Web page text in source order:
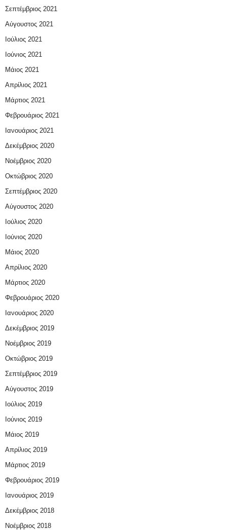
Σεπτέμβριος 2021
Αύγουστος 2021
Ιούλιος 2021
Ιούνιος 2021
Μάιος 2021
Απρίλιος 2021
Μάρτιος 2021
Φεβρουάριος 2021
Ιανουάριος 2021
Δεκέμβριος 2020
Νοέμβριος 2020
Οκτώβριος 2020
Σεπτέμβριος 2020
Αύγουστος 2020
Ιούλιος 2020
Ιούνιος 2020
Μάιος 2020
Απρίλιος 2020
Μάρτιος 2020
Φεβρουάριος 2020
Ιανουάριος 2020
Δεκέμβριος 2019
Νοέμβριος 2019
Οκτώβριος 2019
Σεπτέμβριος 2019
Αύγουστος 2019
Ιούλιος 2019
Ιούνιος 2019
Μάιος 2019
Απρίλιος 2019
Μάρτιος 2019
Φεβρουάριος 2019
Ιανουάριος 2019
Δεκέμβριος 2018
Νοέμβριος 2018